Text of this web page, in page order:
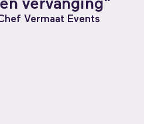
vervanging"
Vermaat Events